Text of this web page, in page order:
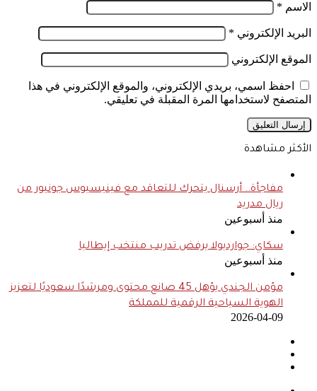
الاسم *
البريد الإلكتروني *
الموقع الإلكتروني
احفظ اسمي، بريدي الإلكتروني، والموقع الإلكتروني في هذا
المتصفح لاستخدامها المرة المقبلة في تعليقي.
الأكثر مشاهدة
مفاجأة.. أرسنال يتحرك للتعاقد مع فينيسيوس جونيور من
ريال مدريد
منذ أسبوعين
سكاي: جوارديولا يرفض تدريب منتخب إيطاليا
منذ أسبوعين
مؤمن الجندي يؤهل 45 صانع محتوى ومرشدًا سعوديًا لتعزيز
الهوية السياحية الرقمية للمملكة
2026-04-09